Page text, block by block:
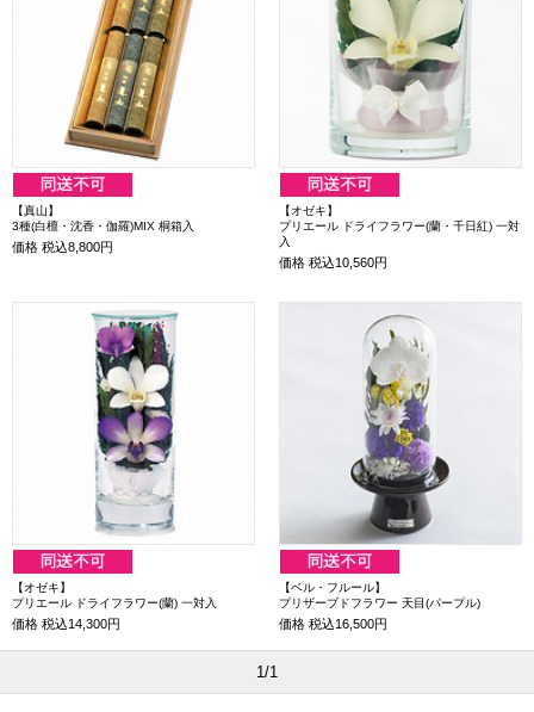
【真山】
3種(白檀・沈香・伽羅)MIX 桐箱入
価格 税込8,800円
【オゼキ】
プリエール ドライフラワー(蘭・千日紅) 一対
入
価格 税込10,560円
【オゼキ】
プリエール ドライフラワー(蘭) 一対入
価格 税込14,300円
【ベル・フルール】
プリザーブドフラワー 天目(パープル)
価格 税込16,500円
1/1